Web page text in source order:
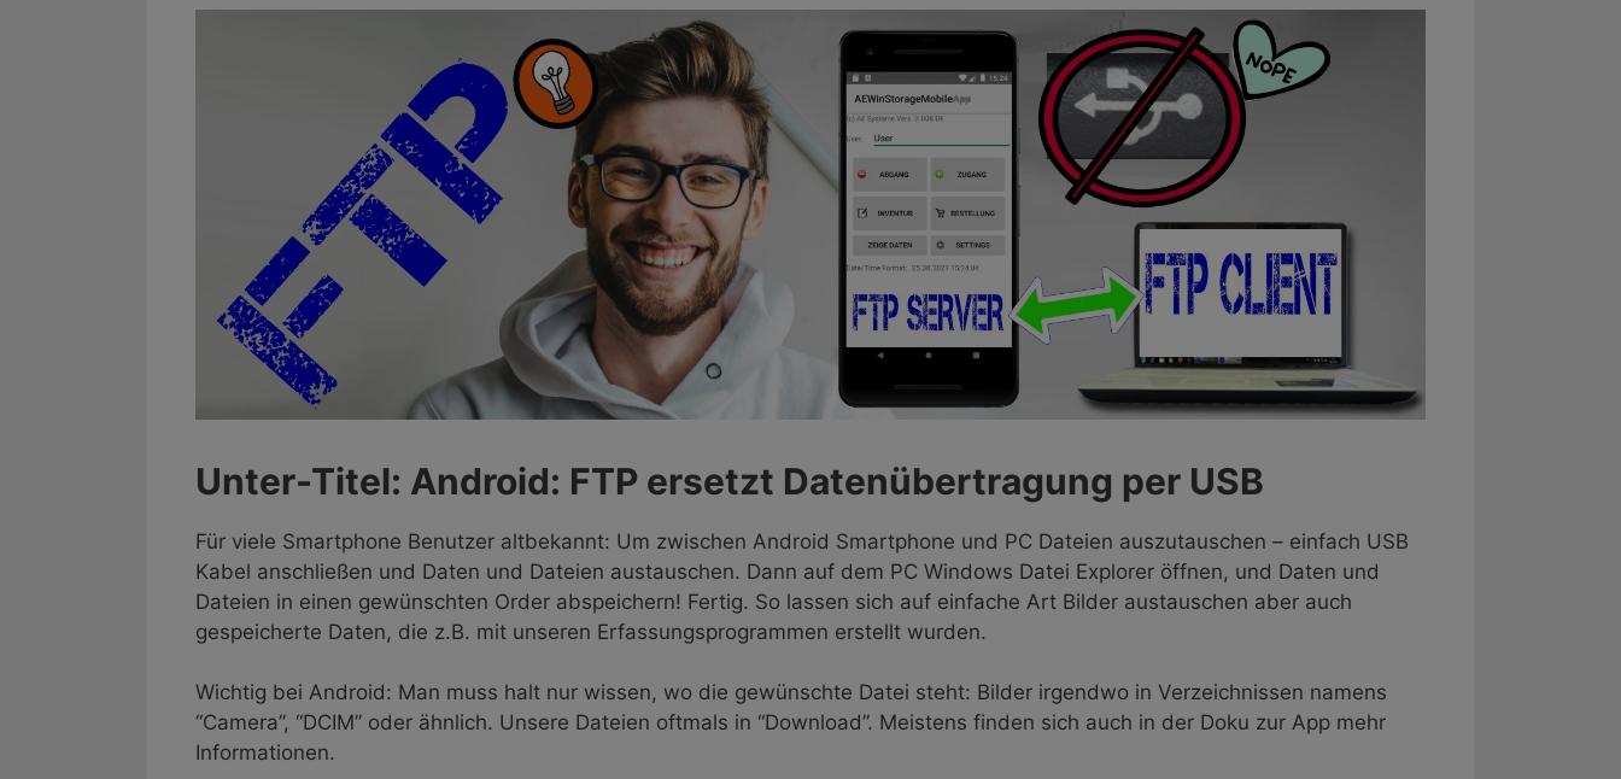
Unter-Titel: Android: FTP ersetzt Datenübertragung per USB
Für viele Smartphone Benutzer altbekannt: Um zwischen Android Smartphone und PC Dateien auszutauschen – einfach USB
Kabel anschließen und Daten und Dateien austauschen. Dann auf dem PC Windows Datei Explorer öffnen, und Daten und
Dateien in einen gewünschten Order abspeichern! Fertig. So lassen sich auf einfache Art Bilder austauschen aber auch
gespeicherte Daten, die z.B. mit unseren Erfassungsprogrammen erstellt wurden.
Wichtig bei Android: Man muss halt nur wissen, wo die gewünschte Datei steht: Bilder irgendwo in Verzeichnissen namens
“Camera”, “DCIM” oder ähnlich. Unsere Dateien oftmals in “Download”. Meistens finden sich auch in der Doku zur App mehr
Informationen.